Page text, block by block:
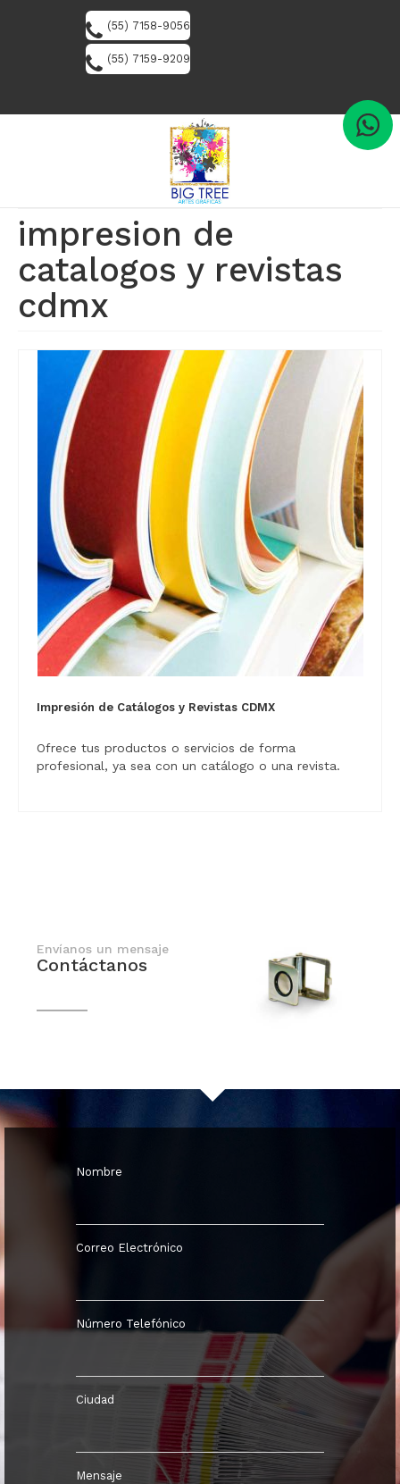
(55) 7158-9056
(55) 7159-9209
impresion de
catalogos y revistas
cdmx
Impresión de Catálogos y Revistas CDMX
Ofrece tus productos o servicios de forma
profesional, ya sea con un catálogo o una revista.
Envíanos un mensaje
Contáctanos
Nombre
Correo Electrónico
Número Telefónico
Ciudad
Mensaje